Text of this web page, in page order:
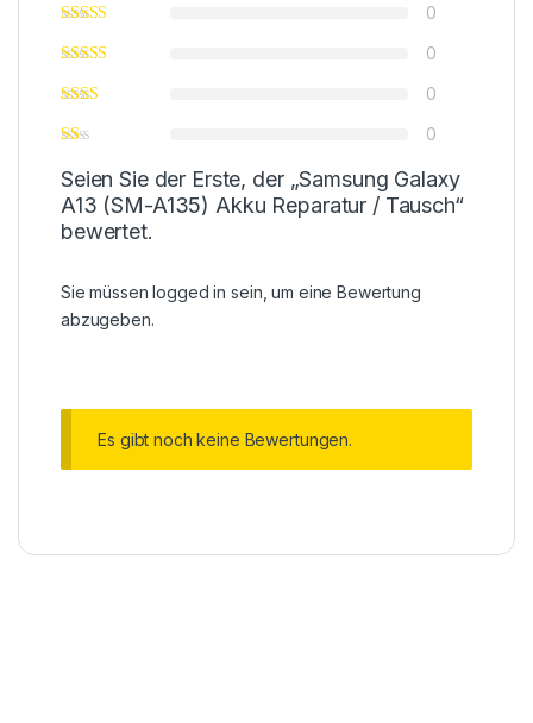
0
0
0
0
Seien Sie der Erste, der „Samsung Galaxy
A13 (SM-A135) Akku Reparatur / Tausch“
bewertet.
Sie müssenlogged in sein, um eine Bewertung
abzugeben.
Es gibt noch keine Bewertungen.